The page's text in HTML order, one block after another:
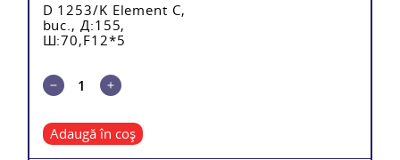
D 1253/K Element C,
buc., Д:155,
Ш:70,F12*5
Adaugă în coș